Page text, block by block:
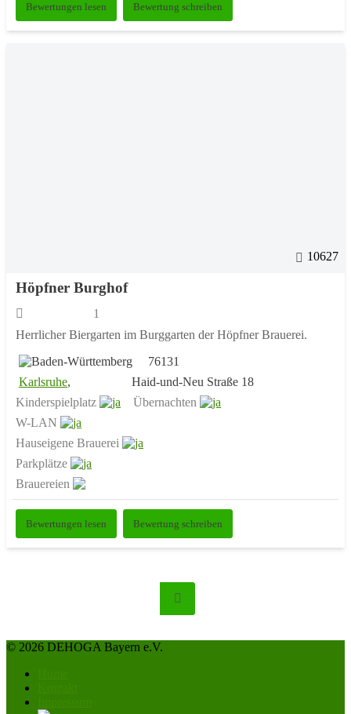
Bewertungen lesen Bewertung schreiben
10627
Höpfner Burghof
1
Herrlicher Biergarten im Burggarten der Höpfner Brauerei.
76131
Karlsruhe,
Haid-und-Neu Straße 18
Kinderspielplatz
Übernachten
W-LAN
Hauseigene Brauerei
Parkplätze
Brauereien
Bewertungen lesen Bewertung schreiben
© 2026 DEHOGA Bayern e.V.